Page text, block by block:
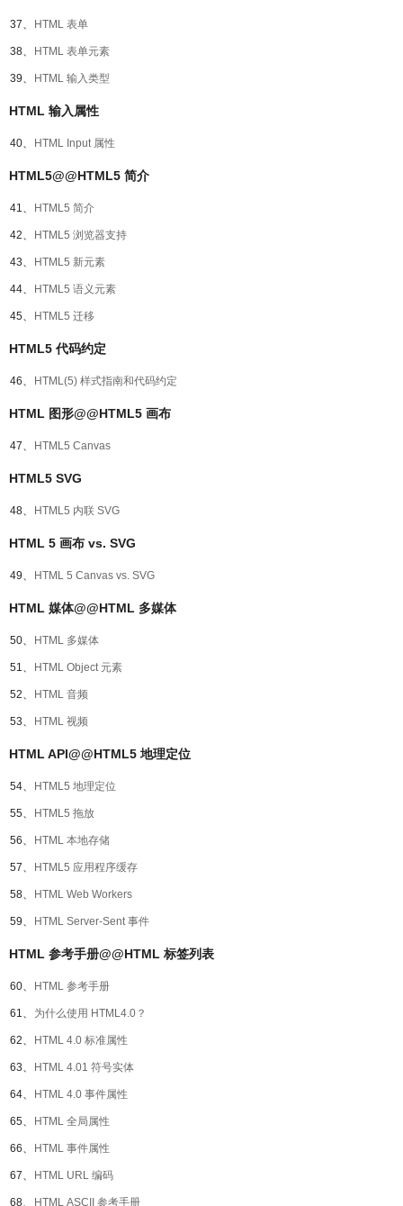
37、 HTML 表单
38、 HTML 表单元素
39、 HTML 输入类型
HTML 输入属性
40、 HTML Input 属性
HTML5@@HTML5 简介
41、 HTML5 简介
42、 HTML5 浏览器支持
43、 HTML5 新元素
44、 HTML5 语义元素
45、 HTML5 迁移
HTML5 代码约定
46、 HTML(5) 样式指南和代码约定
HTML 图形@@HTML5 画布
47、 HTML5 Canvas
HTML5 SVG
48、 HTML5 内联 SVG
HTML 5 画布 vs. SVG
49、 HTML 5 Canvas vs. SVG
HTML 媒体@@HTML 多媒体
50、 HTML 多媒体
51、 HTML Object 元素
52、 HTML 音频
53、 HTML 视频
HTML API@@HTML5 地理定位
54、 HTML5 地理定位
55、 HTML5 拖放
56、 HTML 本地存储
57、 HTML5 应用程序缓存
58、 HTML Web Workers
59、 HTML Server-Sent 事件
HTML 参考手册@@HTML 标签列表
60、 HTML 参考手册
61、 为什么使用 HTML4.0？
62、 HTML 4.0 标准属性
63、 HTML 4.01 符号实体
64、 HTML 4.0 事件属性
65、 HTML 全局属性
66、 HTML 事件属性
67、 HTML URL 编码
68、 HTML ASCII 参考手册